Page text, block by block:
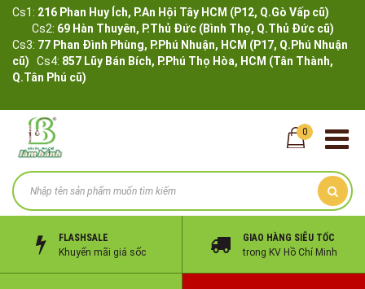
Cs1: 216 Phan Huy Ích, P.An Hội Tây HCM (P12, Q.Gò Vấp cũ)
Cs2: 69 Hàn Thuyên, P.Thủ Đức (Bình Thọ, Q.Thủ Đức cũ)
Cs3: 77 Phan Đình Phùng, P.Phú Nhuận, HCM (P17, Q.Phú Nhuận
cũ) Cs4: 857 Lũy Bán Bích, P.Phú Thọ Hòa, HCM (Tân Thành,
Q.Tân Phú cũ)
0
FLASHSALE
Khuyến mãi giá sốc
GIAO HÀNG SIÊU TỐC
trong KV Hồ Chí Minh